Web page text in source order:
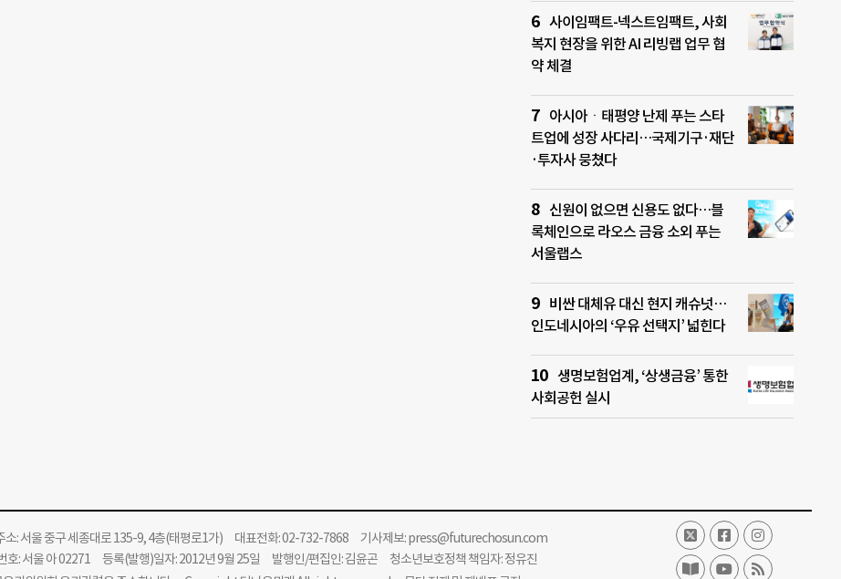
사이임팩트-넥스트임팩트, 사회
복지 현장을 위한 AI 리빙랩 업무 협
약 체결
아시아ㆍ태평양 난제 푸는 스타
트업에 성장 사다리…국제기구·재단
·투자사 뭉쳤다
신원이 없으면 신용도 없다…블
록체인으로 라오스 금융 소외 푸는
서울랩스
비싼 대체유 대신 현지 캐슈넛…
인도네시아의 ‘우유 선택지’ 넓힌다
생명보험업계, ‘상생금융’ 통한
사회공헌 실시
: 서울 중구 세종대로 135-9, 4층(태평로1가) 대표전화: 02-732-7868 기사제보:press@futurechosun.com
호: 서울 아 02271 등록(발행)일자: 2012년 9월 25일 발행인/편집인: 김윤곤 청소년보호정책 책임자: 정유진